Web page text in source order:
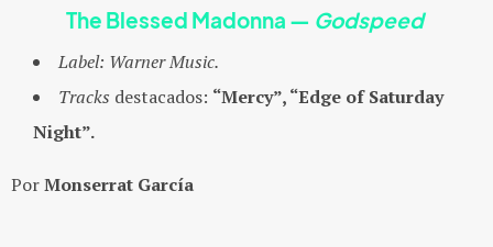
The Blessed Madonna — Godspeed
Label: Warner Music.
Tracks destacados: “Mercy”, “Edge of Saturday
Night”.
PorMonserrat García